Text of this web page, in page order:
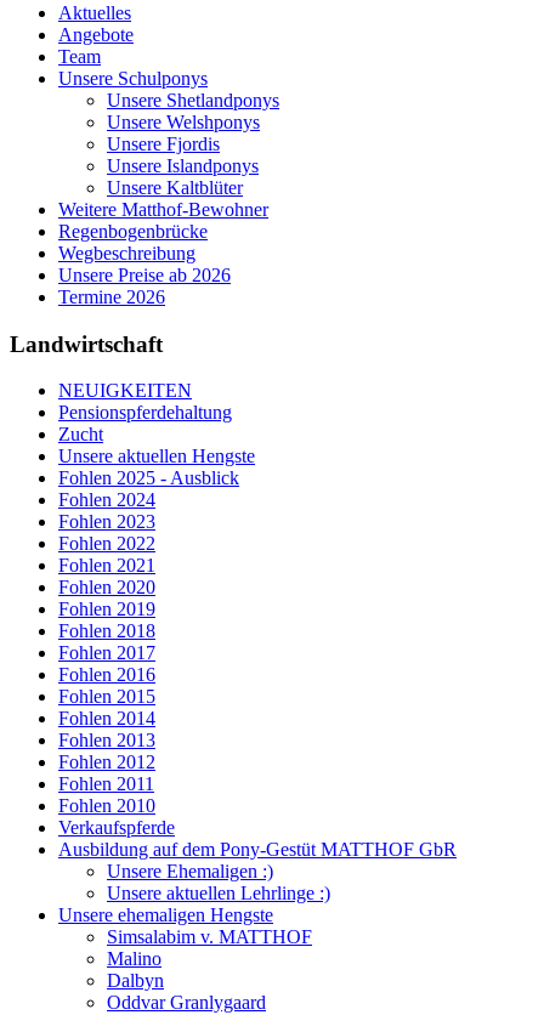
Aktuelles
Angebote
Team
Unsere Schulponys
Unsere Shetlandponys
Unsere Welshponys
Unsere Fjordis
Unsere Islandponys
Unsere Kaltblüter
Weitere Matthof-Bewohner
Regenbogenbrücke
Wegbeschreibung
Unsere Preise ab 2026
Termine 2026
Landwirtschaft
NEUIGKEITEN
Pensionspferdehaltung
Zucht
Unsere aktuellen Hengste
Fohlen 2025 - Ausblick
Fohlen 2024
Fohlen 2023
Fohlen 2022
Fohlen 2021
Fohlen 2020
Fohlen 2019
Fohlen 2018
Fohlen 2017
Fohlen 2016
Fohlen 2015
Fohlen 2014
Fohlen 2013
Fohlen 2012
Fohlen 2011
Fohlen 2010
Verkaufspferde
Ausbildung auf dem Pony-Gestüt MATTHOF GbR
Unsere Ehemaligen :)
Unsere aktuellen Lehrlinge :)
Unsere ehemaligen Hengste
Simsalabim v. MATTHOF
Malino
Dalbyn
Oddvar Granlygaard